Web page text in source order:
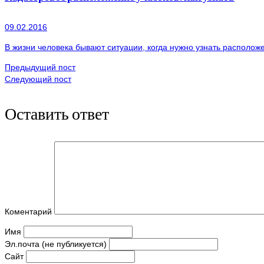
09.02.2016
В жизни человека бывают ситуации, когда нужно узнать
Предыдущий пост
Следующий пост
Оставить ответ
Коментарий
Имя
Эл.почта (не публикуется)
Сайт